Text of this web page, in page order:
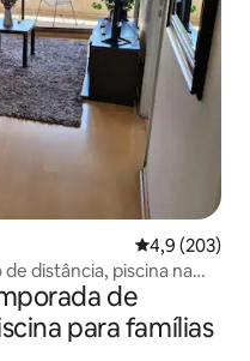
4,9 de uma
4,9 (203)
distância, piscina na
de
para famílias